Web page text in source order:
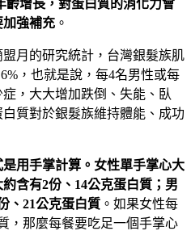
齡增長，對蛋白質的消化力會
加強補充 。
月的研究統計，台灣銀髮族肌
，也就是說，每4名男性或每
，大大增加跌倒、失能、臥
質對於銀髮族維持體能、成功
用手掌計算。女性單手掌心大
含有2份、14公克蛋白質；男
、21公克蛋白質 。如果女性每
，那麼每餐要吃足一個手掌心